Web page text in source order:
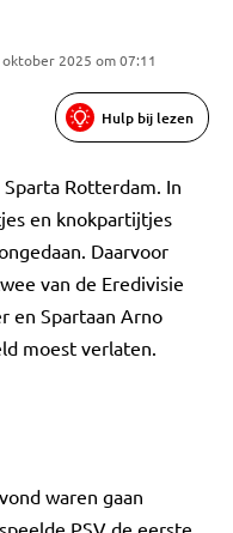
2025 om 07:11
Hulp bij lezen
Rotterdam. In
en knokpartijtjes
Daarvoor
van de Eredivisie
en Spartaan Arno
moest verlaten.
waren gaan
PSV de eerste